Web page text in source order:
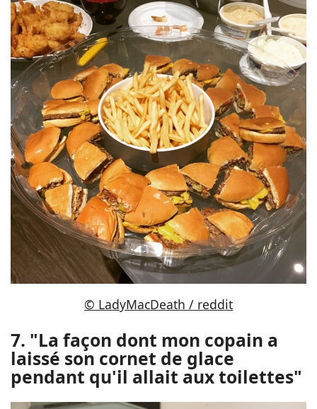
© LadyMacDeath / reddit
7. "La façon dont mon copain a
laissé son cornet de glace
pendant qu'il allait aux toilettes"